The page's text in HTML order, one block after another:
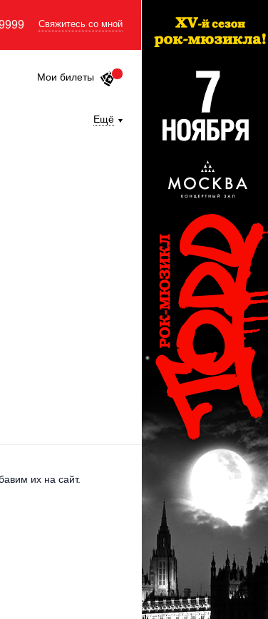
Свяжитесь со мной
Мои билеты
Ещё
их на сайт.